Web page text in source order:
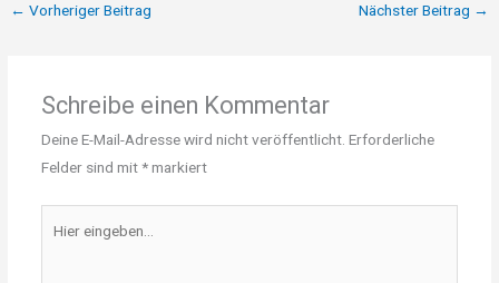
← Vorheriger Beitrag Nächster Beitrag →
Schreibe einen Kommentar
Deine E-Mail-Adresse wird nicht veröffentlicht. Erforderliche
Felder sind mit*markiert
eingeben…